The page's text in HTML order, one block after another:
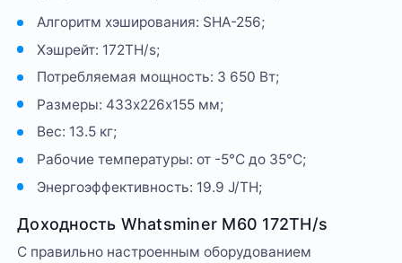
Алгоритм хэширования: SHA-256;
Хэшрейт: 172TH/s;
Потребляемая мощность: 3 650 Вт;
Размеры: 433х226х155 мм;
Вес: 13.5 кг;
Рабочие температуры: от -5°C до 35°C;
Энергоэффективность: 19.9 J/TH;
Доходность Whatsminer M60 172TH/s
С правильно настроенным оборудованием